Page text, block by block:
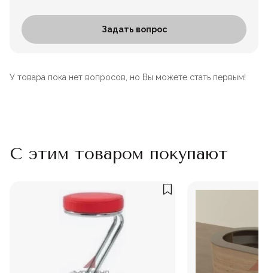
Задать вопрос
У товара пока нет вопросов, но Вы можете стать первым!
С этим товаром покупают